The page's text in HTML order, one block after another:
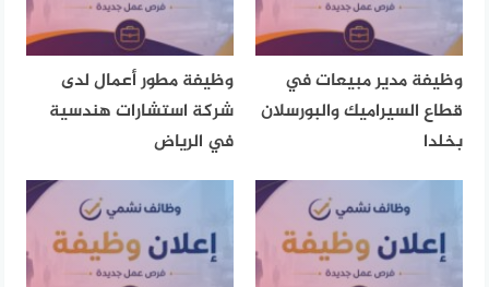
وظيفة مدير مبيعات في
قطاع السيراميك والبورسلان
بخلدا
وظيفة مطور أعمال لدى
شركة استشارات هندسية
في الرياض